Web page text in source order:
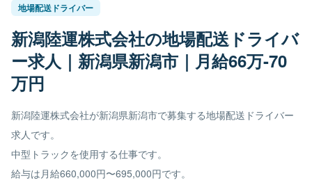
地場配送ドライバー
新潟陸運株式会社の地場配送ドライバ
ー求人｜新潟県新潟市｜月給66万-70
万円
新潟陸運株式会社が新潟県新潟市で募集する地場配送ドライバー
求人です。
中型トラックを使用する仕事です。
給与は月給660,000円〜695,000円です。